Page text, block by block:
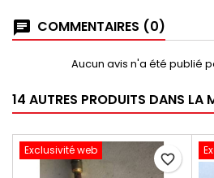
COMMENTAIRES (0)
Aucun avis n'a été publié
14 AUTRES PRODUITS DANS LA
Exclusivité web
favorite_border